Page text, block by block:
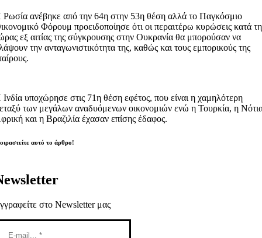
ανέβηκε από την 64η στην 53η θέση αλλά το Παγκόσμιο
Φόρουμ προειδοποίησε ότι οι περαιτέρω κυρώσεις κατά
εξ αιτίας της σύγκρουσης στην Ουκρανία θα μπορούσαν να
την ανταγωνιστικότητα της, καθώς και τους εμπορικούς της
υποχώρησε στις 71η θέση εφέτος, που είναι η χαμηλότερη
των μεγάλων αναδυόμενων οικονομιών ενώ η Τουρκία, η
και η Βραζιλία έχασαν επίσης έδαφος.
αυτό το άρθρο!
στο Newsletter μας